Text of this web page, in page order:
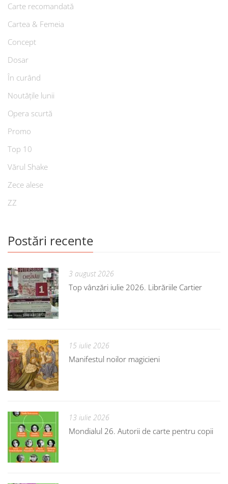
Carte recomandată
Cartea & Femeia
Concept
Dosar
În curând
Noutățile lunii
Opera scurtă
Promo
Top 10
Vărul Shake
Zece alese
ZZ
Postări recente
3 august 2026
Top vânzări iulie 2026. Librăriile Cartier
15 iulie 2026
Manifestul noilor magicieni
13 iulie 2026
Mondialul 26. Autorii de carte pentru copii